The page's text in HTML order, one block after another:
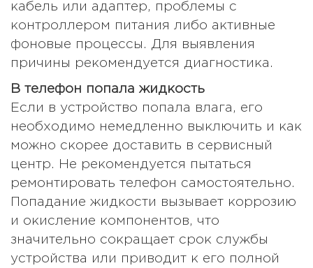
кабель или адаптер, проблемы с
контроллером питания либо активные
фоновые процессы. Для выявления
причины рекомендуется диагностика.
В телефон попала жидкость
Если в устройство попала влага, его
необходимо немедленно выключить и как
можно скорее доставить в сервисный
центр. Не рекомендуется пытаться
ремонтировать телефон самостоятельно.
Попадание жидкости вызывает коррозию
и окисление компонентов, что
значительно сокращает срок службы
устройства или приводит к его полной